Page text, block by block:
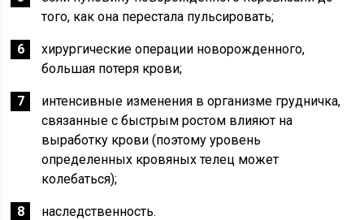
того, как она перестала пульсировать;
хирургические операции новорожденного,
большая потеря крови;
интенсивные изменения в организме грудничка,
связанные с быстрым ростом влияют на
выработку крови (поэтому уровень
определенных кровяных телец может
колебаться);
наследственность.